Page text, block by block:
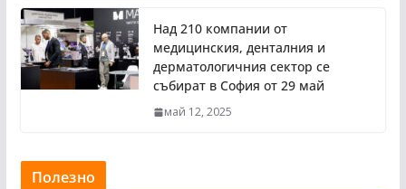
Над 210 компании от
медицинския, денталния и
дерматологичния сектор се
събират в София от 29 май
май 12, 2025
Полезно